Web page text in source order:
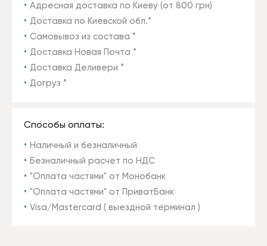
Адресная доставка по Киеву (от 800 грн)
Доставка по Киевской обл.*
Самовывоз из состава *
Доставка Новая Почта *
Доставка Деливери *
Догруз *
Способы оплаты:
Наличный и безналичный
Безналичный расчет по НДС
"Оплата частями" от Монобанк
"Оплата частями" от ПриватБанк
Visa/Mastercard ( выездной терминал )